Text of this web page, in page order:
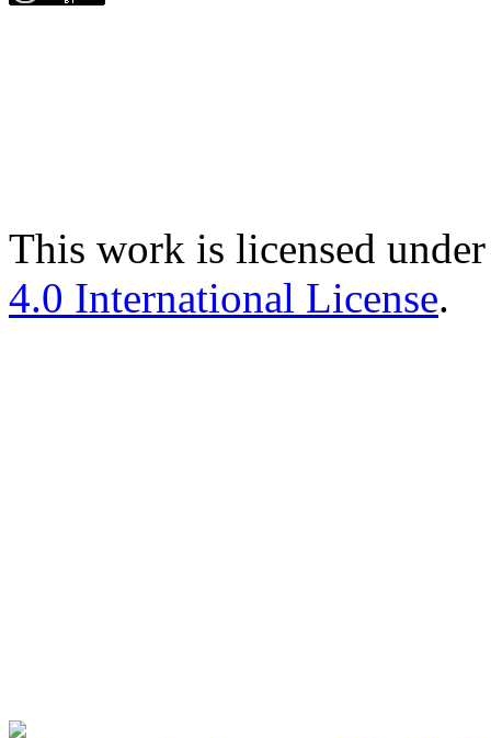
This work is licensed
4.0 International License.